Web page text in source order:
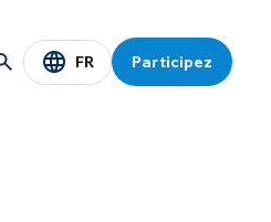
FR Participez